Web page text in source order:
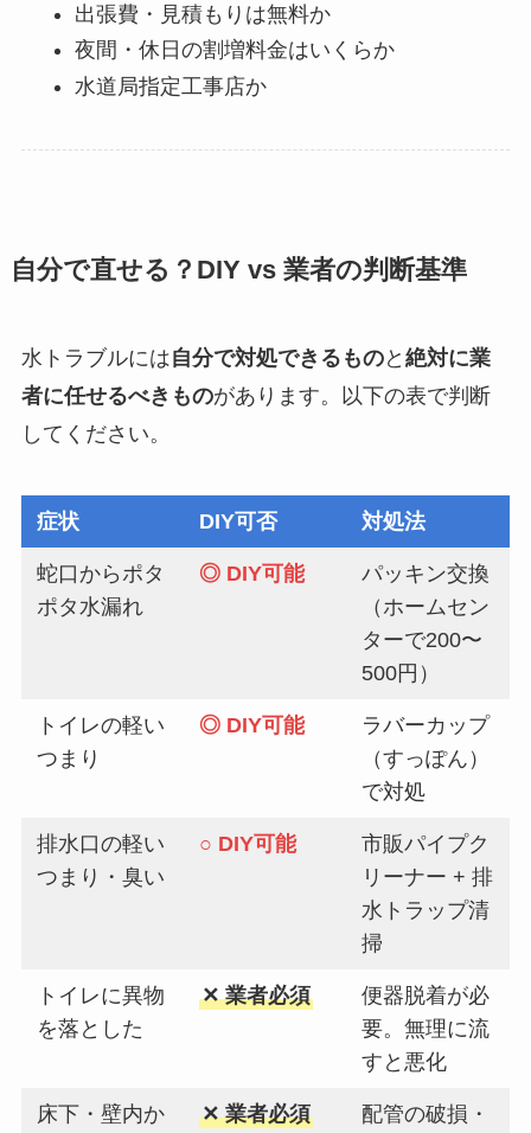
出張費・見積もりは無料か
夜間・休日の割増料金はいくらか
水道局指定工事店か
自分で直せる？DIY vs 業者の判断基準
水トラブルには自分で対処できるものと 絶対に業
者に任せるべきものがあります。以下の表で判断
してください。
症状 DIY可否 対処法
蛇口からポタ
ポタ水漏れ
◎ DIY可能
パッキン交換
（ホームセン
ターで200〜
500円）
トイレの軽い
つまり
◎ DIY可能
ラバーカップ
（すっぽん）
で対処
排水口の軽い
つまり・臭い
○ DIY可能
市販パイプク
リーナー + 排
水トラップ清
掃
トイレに異物
を落とした
✕ 業者必須
便器脱着が必
要。無理に流
すと悪化
床下・壁内か
✕ 業者必須
配管の破損・